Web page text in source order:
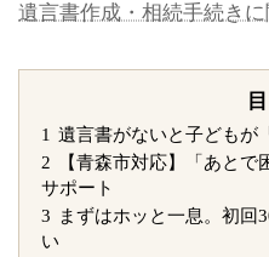
遺言書作成・相続手続き
目
1 遺言書がないと子どもが
2
【青森市対応】「あと
サポート
3 まずはホッと一息。初回
い